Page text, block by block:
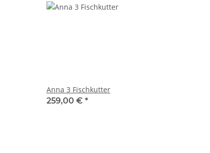
Anna 3 Fischkutter
259,00 € *